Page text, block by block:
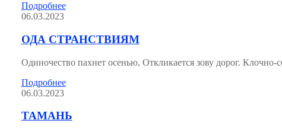
Подробнее
06.03.2023
ОДА СТРАНСТВИЯМ
Одиночество пахнет осенью, Откликается зову дорог.
Подробнее
06.03.2023
ТАМАНЬ